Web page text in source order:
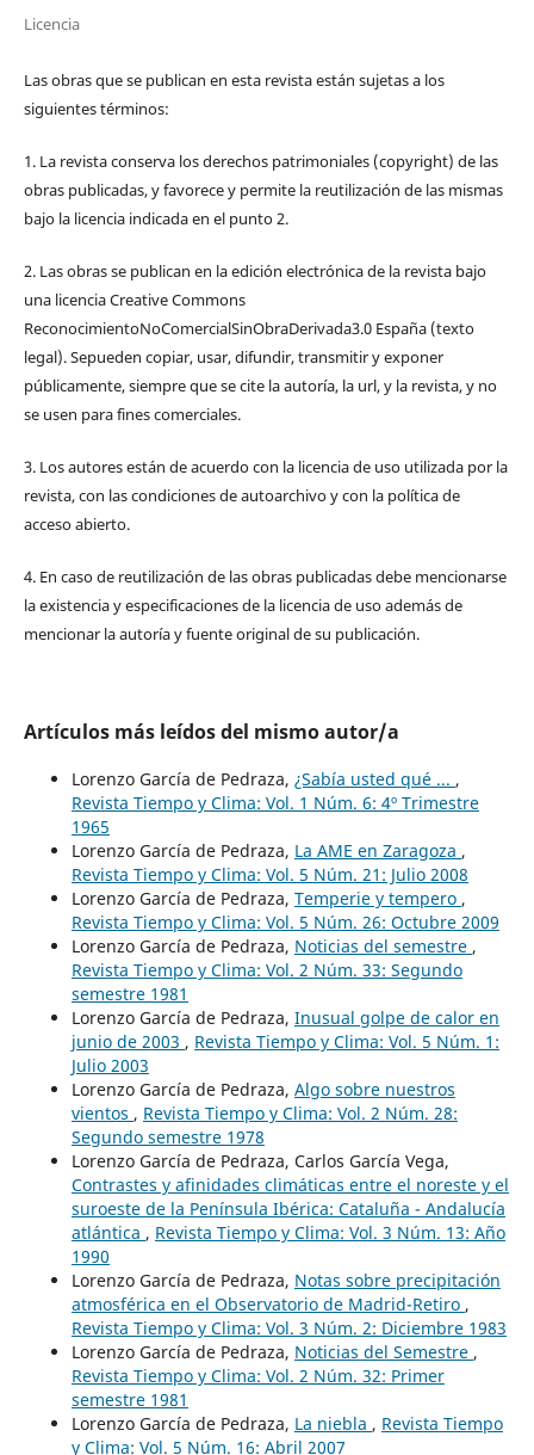
Licencia
Las obras que se publican en esta revista están sujetas a los
siguientes términos:
1. La revista conserva los derechos patrimoniales (copyright) de las
obras publicadas, y favorece y permite la reutilización de las mismas
bajo la licencia indicada en el punto 2.
2. Las obras se publican en la edición electrónica de la revista bajo
una licencia Creative Commons
ReconocimientoNoComercialSinObraDerivada3.0 España (texto
legal). Sepueden copiar, usar, difundir, transmitir y exponer
públicamente, siempre que se cite la autoría, la url, y la revista, y no
se usen para fines comerciales.
3. Los autores están de acuerdo con la licencia de uso utilizada por la
revista, con las condiciones de autoarchivo y con la política de
acceso abierto.
4. En caso de reutilización de las obras publicadas debe mencionarse
la existencia y especificaciones de la licencia de uso además de
mencionar la autoría y fuente original de su publicación.
Artículos más leídos del mismo autor/a
Lorenzo García de Pedraza, ¿Sabía usted qué ... ,
Revista Tiempo y Clima: Vol. 1 Núm. 6: 4º Trimestre
1965
Lorenzo García de Pedraza, La AME en Zaragoza ,
Revista Tiempo y Clima: Vol. 5 Núm. 21: Julio 2008
Lorenzo García de Pedraza, Temperie y tempero ,
Revista Tiempo y Clima: Vol. 5 Núm. 26: Octubre 2009
Lorenzo García de Pedraza, Noticias del semestre ,
Revista Tiempo y Clima: Vol. 2 Núm. 33: Segundo
semestre 1981
Lorenzo García de Pedraza, Inusual golpe de calor en
junio de 2003 , Revista Tiempo y Clima: Vol. 5 Núm. 1:
Julio 2003
Lorenzo García de Pedraza, Algo sobre nuestros
vientos , Revista Tiempo y Clima: Vol. 2 Núm. 28:
Segundo semestre 1978
Lorenzo García de Pedraza, Carlos García Vega,
Contrastes y afinidades climáticas entre el noreste y el
suroeste de la Península Ibérica: Cataluña - Andalucía
atlántica , Revista Tiempo y Clima: Vol. 3 Núm. 13: Año
1990
Lorenzo García de Pedraza, Notas sobre precipitación
atmosférica en el Observatorio de Madrid-Retiro ,
Revista Tiempo y Clima: Vol. 3 Núm. 2: Diciembre 1983
Lorenzo García de Pedraza, Noticias del Semestre ,
Revista Tiempo y Clima: Vol. 2 Núm. 32: Primer
semestre 1981
Lorenzo García de Pedraza, La niebla , Revista Tiempo
y Clima: Vol. 5 Núm. 16: Abril 2007